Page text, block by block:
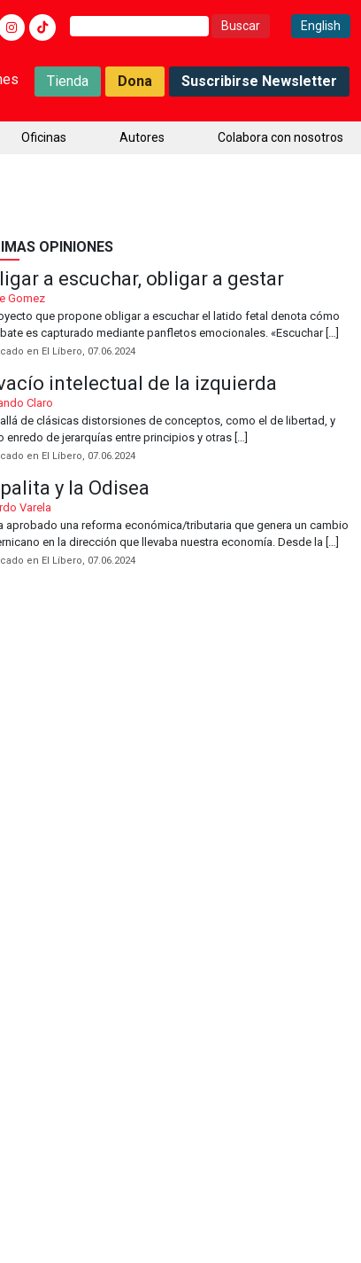
Buscar: English
Tienda Dona Suscribirse Newsletter
Oficinas Autores Colabora con nosotros
OPINIONES
a escuchar, obligar a gestar
Gomez
que propone obligar a escuchar el latido fetal denota cómo
es capturado mediante panfletos emocionales. «Escuchar […]
en El Líbero, 07.06.2024
intelectual de la izquierda
Claro
de clásicas distorsiones de conceptos, como el de libertad, y
enredo de jerarquías entre principios y otras […]
en El Líbero, 07.06.2024
y la Odisea
Varela
aprobado una reforma económica/tributaria que genera un cambio
en la dirección que llevaba nuestra economía. Desde la […]
en El Líbero, 07.06.2024